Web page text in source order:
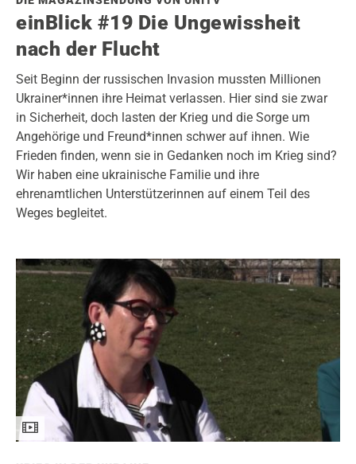
einBlick #19 Die Ungewissheit
nach der Flucht
Seit Beginn der russischen Invasion mussten Millionen
Ukrainer*innen ihre Heimat verlassen. Hier sind sie zwar
in Sicherheit, doch lasten der Krieg und die Sorge um
Angehörige und Freund*innen schwer auf ihnen. Wie
Frieden finden, wenn sie in Gedanken noch im Krieg sind?
Wir haben eine ukrainische Familie und ihre
ehrenamtlichen Unterstützerinnen auf einem Teil des
Weges begleitet.